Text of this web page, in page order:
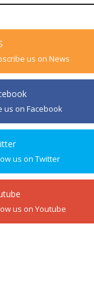
us on News
us on Facebook
us on Twitter
us on Youtube